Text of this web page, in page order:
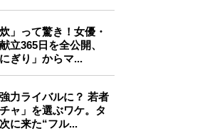
」って驚き！女優・
立365日を全公開、
にぎり」からマ...
力ライバルに？ 若者
ャ」を選ぶワケ。タ
に来た“フル...